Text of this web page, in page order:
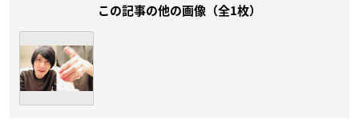
この記事の他の画像（全1枚）